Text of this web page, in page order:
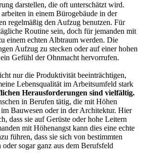
darstellen, die oft unterschätzt wird.
in einem Bürogebäude in der
regelmäßig den Aufzug benutzen. Für
Routine sein, doch für jemanden mit
einem echten Albtraum werden. Die
Aufzug zu stecken oder auf einer hohen
Gefühl der Ohnmacht hervorrufen.
nur die Produktivität beeinträchtigen,
Lebensqualität im Arbeitsumfeld stark
Herausforderungen sind vielfältig.
in Berufen tätig, die mit Höhen
Bauwesen oder in der Architektur. Hier
dass sie auf Gerüste oder hohe Leitern
mit Höhenangst kann dies eine echte
führen, dass sie sich von bestimmten
sogar ganz aus dem Berufsfeld